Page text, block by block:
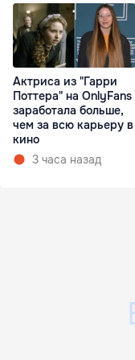
Актриса из "Гарри
Поттера" на OnlyFans
заработала больше,
чем за всю карьеру в
кино
3 часа назад